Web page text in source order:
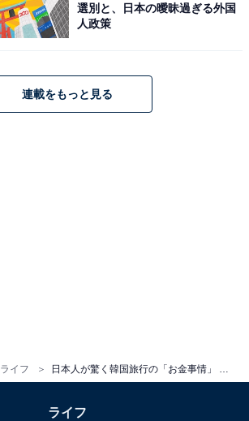
ライフ
選別と、日本の曖昧過ぎる外国
人政策
連載をもっと見る
ライフ